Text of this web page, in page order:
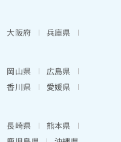
大阪府
兵庫県
岡山県
広島県
香川県
愛媛県
長崎県
熊本県